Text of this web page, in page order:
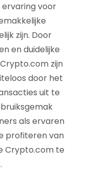
voor
zijn. Door
en duidelijke
zijn
door het
uit te
als ervaren
profiteren van
Crypto.com te